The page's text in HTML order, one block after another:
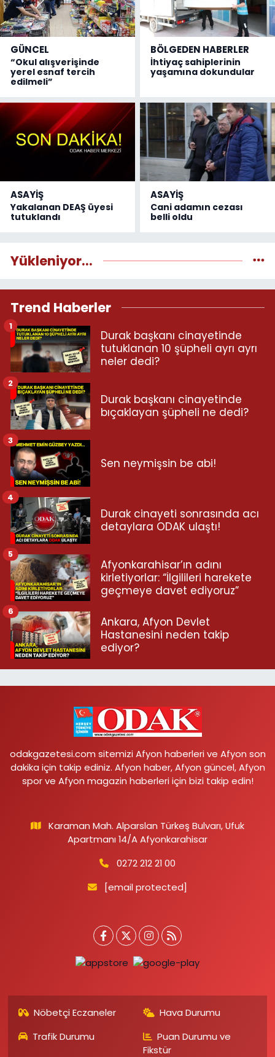
GÜNCEL
“Okul alışverişinde
yerel esnaf tercih
edilmeli”
BÖLGEDEN HABERLER
İhtiyaç sahiplerinin
yaşamına dokundular
ASAYİŞ
Yakalanan DEAŞ üyesi
tutuklandı
ASAYİŞ
Cani adamın cezası
belli oldu
Yükleniyor...
Trend Haberler
Durak başkanı cinayetinde
tutuklanan 10 şüpheli ayrı ayrı
neler dedi?
1
Durak başkanı cinayetinde
bıçaklayan şüpheli ne dedi?
2
Sen neymişsin be abi!
3
Durak cinayeti sonrasında acı
detaylara ODAK ulaştı!
4
Afyonkarahisar’ın adını
kirletiyorlar: “İlgilileri harekete
geçmeye davet ediyoruz”
5
Ankara, Afyon Devlet
Hastanesini neden takip
ediyor?
6
odakgazetesi.com sitemizi Afyon haberleri ve Afyon son
dakika için takip ediniz. Afyon haber, Afyon güncel, Afyon
spor ve Afyon magazin haberleri için bizi takip edin!
Karaman Mah. Alparslan Türkeş Bulvarı, Ufuk
Apartmanı 14/A Afyonkarahisar
0272 212 21 00
[email protected]
Nöbetçi Eczaneler
Hava Durumu
Trafik Durumu
Puan Durumu ve
Fikstür